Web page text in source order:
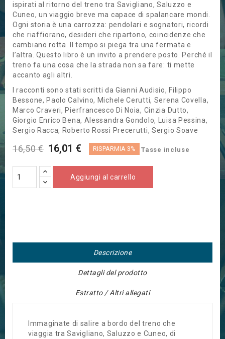
ispirati al ritorno del treno tra Savigliano, Saluzzo e
Cuneo, un viaggio breve ma capace di spalancare mondi.
Ogni storia è una carrozza: pendolari e sognatori, ricordi
che riaffiorano, desideri che ripartono, coincidenze che
cambiano rotta. Il tempo si piega tra una fermata e
l’altra. Questo libro è un invito a prendere posto. Perché il
treno fa una cosa che la strada non sa fare: ti mette
accanto agli altri.
I racconti sono stati scritti da Gianni Audisio, Filippo
Bessone, Paolo Calvino, Michele Cerutti, Serena Covella,
Marco Craveri, Pierfrancesco Di Noia, Cinzia Dutto,
Giorgio Enrico Bena, Alessandra Gondolo, Luisa Pessina,
Sergio Racca, Roberto Rossi Precerutti, Sergio Soave
16,50 € 16,01 € RISPARMIA 3% Tasse incluse
Aggiungi al carrello
Descrizione
Dettagli del prodotto
Estratto / Altri allegati
Immaginate di salire a bordo del treno che
viaggia tra Savigliano, Saluzzo e Cuneo, di